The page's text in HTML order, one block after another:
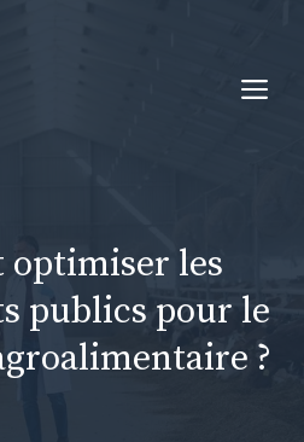
optimiser les
publics pour le
?